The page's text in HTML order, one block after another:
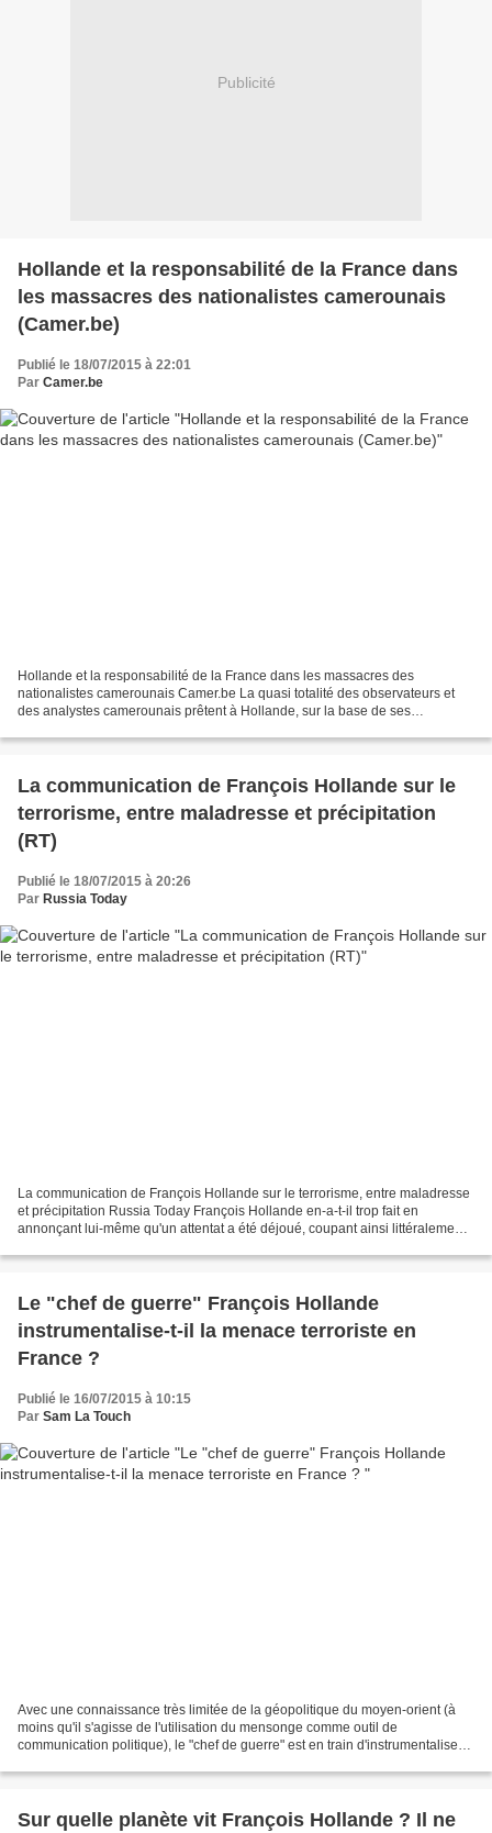
Publicité
Hollande et la responsabilité de la France dans
les massacres des nationalistes camerounais
(Camer.be)
Publié le 18/07/2015 à 22:01
Par Camer.be
Hollande et la responsabilité de la France dans les massacres des
nationalistes camerounais Camer.be La quasi totalité des observateurs et
des analystes camerounais prêtent à Hollande, sur la base de ses
La communication de François Hollande sur le
terrorisme, entre maladresse et précipitation
(RT)
Publié le 18/07/2015 à 20:26
Par Russia Today
La communication de François Hollande sur le terrorisme, entre maladresse
et précipitation Russia Today François Hollande en-a-t-il trop fait en
annonçant lui-même qu'un attentat a été déjoué, coupant ainsi littéralement
Le "chef de guerre" François Hollande
instrumentalise-t-il la menace terroriste en
France ?
Publié le 16/07/2015 à 10:15
Par Sam La Touch
Avec une connaissance très limitée de la géopolitique du moyen-orient (à
moins qu'il s'agisse de l'utilisation du mensonge comme outil de
communication politique), le "chef de guerre" est en train d'instrumentaliser
Sur quelle planète vit François Hollande ? Il ne